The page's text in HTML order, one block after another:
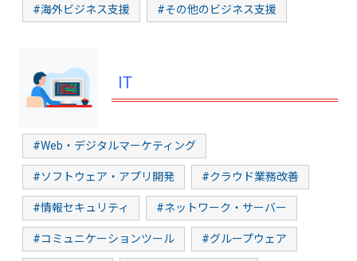
#海外ビジネス支援 #その他のビジネス支援
IT
#Web・デジタルマーケティング
#ソフトウェア・アプリ開発 #クラウド業務改善
#情報セキュリティ #ネットワーク・サーバー
#コミュニケーションツール #グループウェア